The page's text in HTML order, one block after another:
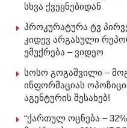
სხვა ქვეყნებიდან
პროკურატურა ტვ
კიდევ არგასული
ემუქრება – ვიდეო
სოსო გოგაშვილი –
ინფორმაციას
აგენტურის შესახებ!
“ქართულ ოცნება –